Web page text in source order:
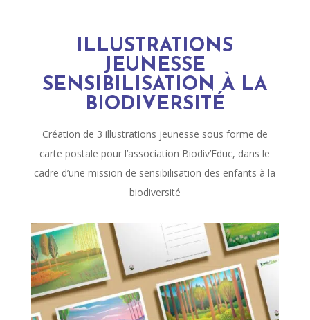
ILLUSTRATIONS
JEUNESSE
SENSIBILISATION À LA
BIODIVERSITÉ
Création de 3 illustrations jeunesse sous forme de
carte postale pour l’association Biodiv’Educ, dans le
cadre d’une mission de sensibilisation des enfants à la
biodiversité